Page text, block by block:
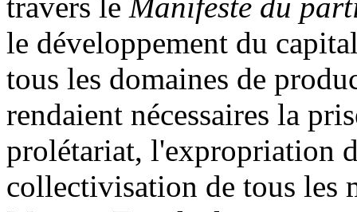
travers le Manifeste du
le développement du
tous les domaines de
rendaient nécessaires la
prolétariat, l'expropriation
collectivisation de tous les